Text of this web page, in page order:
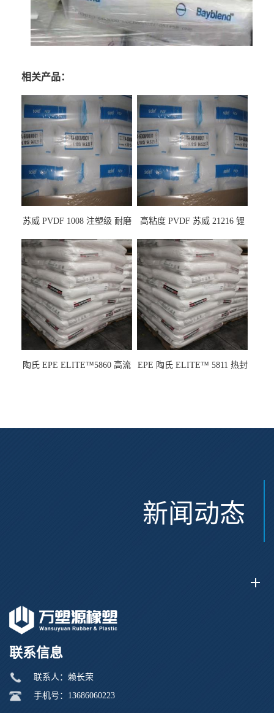
相关产品：
苏威 PVDF 1008 注塑级 耐磨
龙
高粘度 PVDF 苏威 21216 锂
陶氏 EPE ELITE™5860 高流
EPE 陶氏 ELITE™ 5811 热封
新闻动态
联系信息
联系人：赖长荣
手机号：13686060223